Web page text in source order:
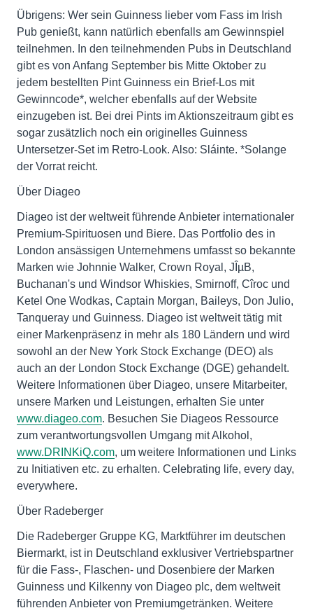
Übrigens: Wer sein Guinness lieber vom Fass im Irish
Pub genießt, kann natürlich ebenfalls am Gewinnspiel
teilnehmen. In den teilnehmenden Pubs in Deutschland
gibt es von Anfang September bis Mitte Oktober zu
jedem bestellten Pint Guinness ein Brief-Los mit
Gewinncode*, welcher ebenfalls auf der Website
einzugeben ist. Bei drei Pints im Aktionszeitraum gibt es
sogar zusätzlich noch ein originelles Guinness
Untersetzer-Set im Retro-Look. Also: Sláinte. *Solange
der Vorrat reicht.
Über Diageo
Diageo ist der weltweit führende Anbieter internationaler
Premium-Spirituosen und Biere. Das Portfolio des in
London ansässigen Unternehmens umfasst so bekannte
Marken wie Johnnie Walker, Crown Royal, JÎµB,
Buchanan's und Windsor Whiskies, Smirnoff, Cîroc und
Ketel One Wodkas, Captain Morgan, Baileys, Don Julio,
Tanqueray und Guinness. Diageo ist weltweit tätig mit
einer Markenpräsenz in mehr als 180 Ländern und wird
sowohl an der New York Stock Exchange (DEO) als
auch an der London Stock Exchange (DGE) gehandelt.
Weitere Informationen über Diageo, unsere Mitarbeiter,
unsere Marken und Leistungen, erhalten Sie unter
www.diageo.com. Besuchen Sie Diageos Ressource
zum verantwortungsvollen Umgang mit Alkohol,
www.DRINKiQ.com, um weitere Informationen und Links
zu Initiativen etc. zu erhalten. Celebrating life, every day,
everywhere.
Über Radeberger
Die Radeberger Gruppe KG, Marktführer im deutschen
Biermarkt, ist in Deutschland exklusiver Vertriebspartner
für die Fass-, Flaschen- und Dosenbiere der Marken
Guinness und Kilkenny von Diageo plc, dem weltweit
führenden Anbieter von Premiumgetränken. Weitere